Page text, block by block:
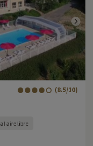
(8.5/10)
aire libre